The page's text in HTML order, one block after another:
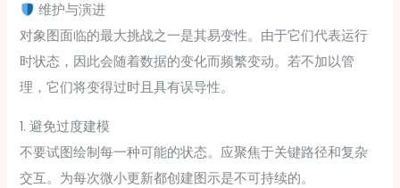
维护与演进
对象图面临的最大挑战之一是其易变性。由于它们代表运行
时状态，因此会随着数据的变化而频繁变动。若不加以管
理，它们将变得过时且具有误导性。
1. 避免过度建模
不要试图绘制每一种可能的状态。应聚焦于关键路径和复杂
交互。为每次微小更新都创建图示是不可持续的。